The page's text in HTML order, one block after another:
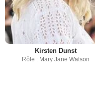
Kirsten Dunst
Rôle : Mary Jane Watson